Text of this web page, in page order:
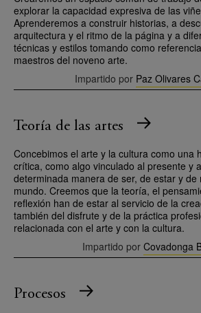
explorar la capacidad expresiva de las
Aprenderemos a construir historias, a
arquitectura y el ritmo de la página y a
técnicas y estilos tomando como
maestros del noveno arte.
Impartido por Paz Olivares
Teoría de las artes
Concebimos el arte y la cultura como una
crítica, como algo vinculado al presente y
determinada manera de ser, de estar y de
mundo. Creemos que la teoría, el
reflexión han de estar al servicio de la
también del disfrute y de la práctica
relacionada con el arte y con la cultura.
Impartido por Covadonga
Procesos